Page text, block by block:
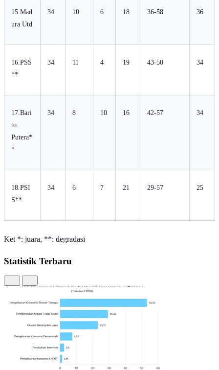
15.Mad
ura Utd
34 10 6 18 36-58 36
16.PSS
**
34 11 4 19 43-50 34
17.Bari
to
Putera*
*
34 8 10 16 42-57 34
18.PSI
S**
34 6 7 21 29-57 25
Ket *: juara, **: degradasi
Statistik Terbaru